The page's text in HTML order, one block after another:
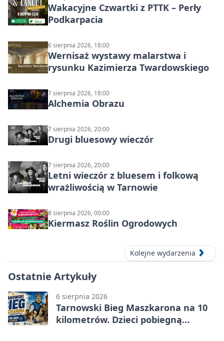
Wakacyjne Czwartki z PTTK – Perły
Podkarpacia
6 sierpnia 2026, 18:00
Wernisaż wystawy malarstwa i
rysunku Kazimierza Twardowskiego
7 sierpnia 2026, 18:00
Alchemia Obrazu
7 sierpnia 2026, 20:00
Drugi bluesowy wieczór
7 sierpnia 2026, 20:00
Letni wieczór z bluesem i folkową
wrażliwością w Tarnowie
8 sierpnia 2026, 00:00
Kiermasz Roślin Ogrodowych
Kolejne wydarzenia
Ostatnie Artykuły
6 sierpnia 2026
Tarnowski Bieg Maszkarona na 10
kilometrów. Dzieci pobiegną